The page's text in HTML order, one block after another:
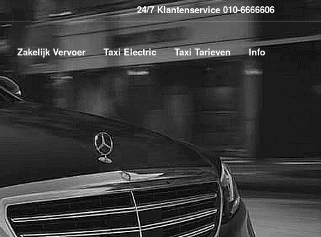
24/7 Klantenservice 010-6666606
Zakelijk Vervoer Taxi Electric Taxi Tarieven Info